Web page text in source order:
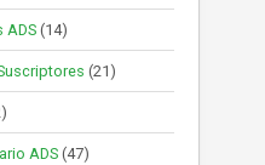
ADS(14)
(21)
ADS(47)